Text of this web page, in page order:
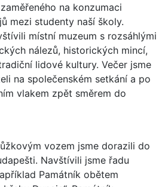
na konzumaci
mezi studenty naší školy.
místní muzeum s rozsáhlými
nálezů, historických mincí,
lidové kultury. Večer jsme
na společenském setkání a po
vlakem zpět směrem do
vozem jsme dorazili do
Navštívili jsme řadu
Památník obětem